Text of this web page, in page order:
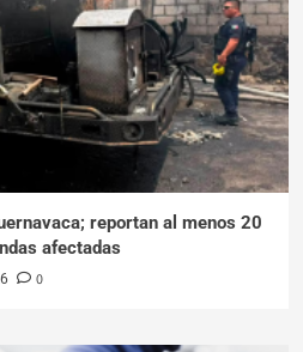
reportan al menos 20
afectadas
0